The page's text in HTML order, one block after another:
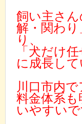
飼い主さ
解・関わ
り、
「犬だけ
に成長して
川口市内
料金体系
いやすいで